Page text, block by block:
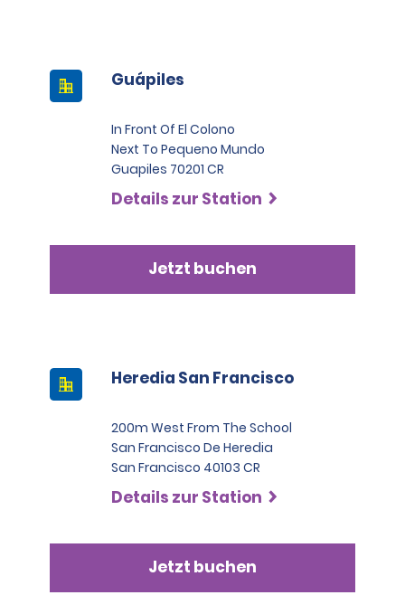
Guápiles
In Front Of El Colono
Next To Pequeno Mundo
Guapiles 70201 CR
Details zur Station
Jetzt buchen
Heredia San Francisco
200m West From The School
San Francisco De Heredia
San Francisco 40103 CR
Details zur Station
Jetzt buchen